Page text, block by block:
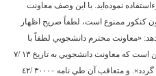
نموده‌ايد. با اين وصف معاونت
کنکور ممنوع است، لطفاً صريح اظهار
دانشجويي دستور مي‌دهد: «معاونت محترم دانشجويي لطفاً با
توجه به سابقه امر و تاکيد جناب آقاي دکتر معين ترتيبي اتخاذ فرماييد به موقع انجام گيرد» و پس از اين است که معاونت دانشجويي به تاريخ ‌١٣ /‌٧
/‌٧٢ در ذيل همان نامه مي‌نويسند: « اداره امور بورس‌ها با توجه به موافقت و دستور وزير محترم اقدام گردد». و متعاقب آن طي نامه ‌٣٠٠٠٠ /‌٤٢